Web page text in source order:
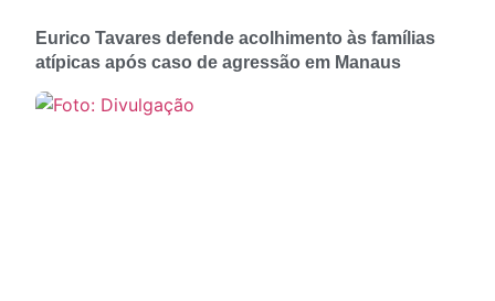
Eurico Tavares defende acolhimento às famílias
atípicas após caso de agressão em Manaus